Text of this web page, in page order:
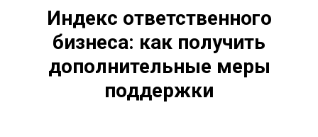
Индекс ответственного
бизнеса: как получить
дополнительные меры
поддержки